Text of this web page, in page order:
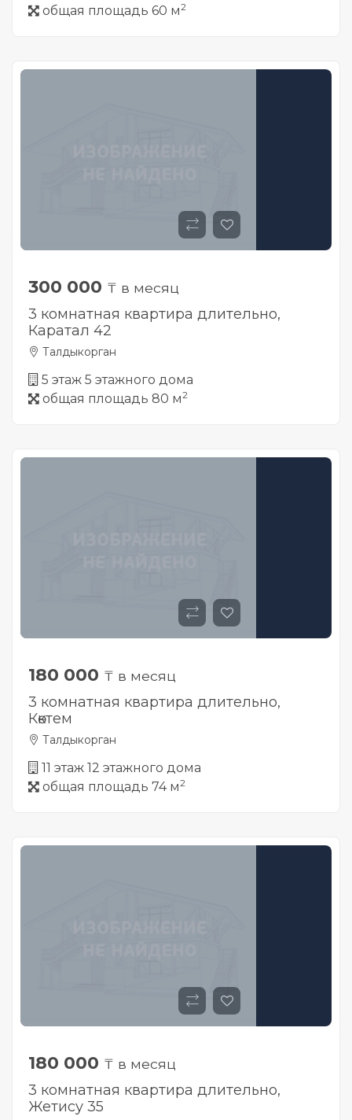
общая площадь 60 м2
300 000 ₸ в месяц
3 комнатная квартира длительно,
Каратал 42
Талдыкорган
5 этаж 5 этажного дома
общая площадь 80 м2
180 000 ₸ в месяц
3 комнатная квартира длительно,
Көктем
Талдыкорган
11 этаж 12 этажного дома
общая площадь 74 м2
180 000 ₸ в месяц
3 комнатная квартира длительно,
Жетису 35